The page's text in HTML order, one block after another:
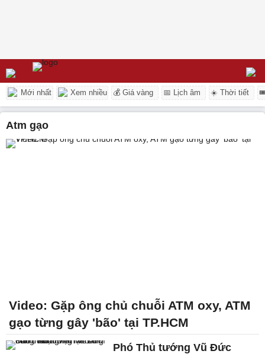
Mới nhất Xem nhiều 💰 Giá vàng 📅 Lịch âm ☀️ Thời tiết
atm gạo
Video: Gặp ông chủ chuỗi ATM oxy, ATM
gạo từng gây 'bão' tại TP.HCM
Phó Thủ tướng Vũ Đức